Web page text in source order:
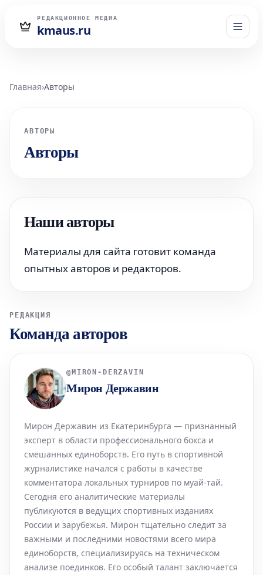
РЕДАКЦИОННОЕ МЕДИА
kmaus.ru
Главная›Авторы
АВТОРЫ
Авторы
Наши авторы
Материалы для сайта готовит команда
опытных авторов и редакторов.
РЕДАКЦИЯ
Команда авторов
@ MIRON-DERZAVIN
Мирон Державин
Мирон Державин из Екатеринбурга — признанный
эксперт в области профессионального бокса и
смешанных единоборств. Его путь в спортивной
журналистике начался с работы в качестве
комментатора локальных турниров по муай-тай.
Сегодня его аналитические материалы
публикуются в ведущих спортивных изданиях
России и зарубежья. Мирон тщательно следит за
важными и последними новостями всего мира
единоборств, специализируясь на техническом
анализе поединков. Его особый талант заключается